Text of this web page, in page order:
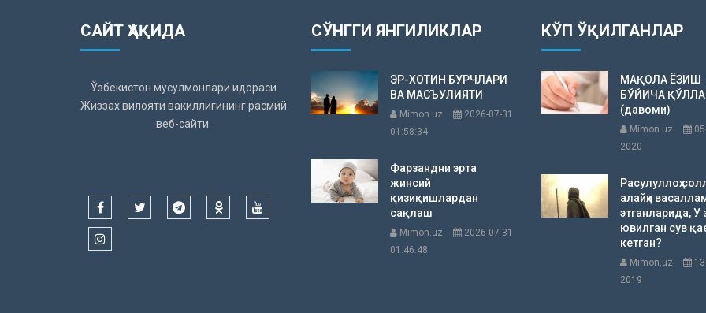
САЙТ ҲАҚИДА
Ўзбекистон мусулмонлари идораси
Жиззах вилояти вакиллигининг расмий
веб-сайти.
СЎНГГИ ЯНГИЛИКЛАР
ЭР-ХОТИН БУРЧЛАРИ
ВА МАСЪУЛИЯТИ
Mimon.uz
2026-07-31
01:58:34
Фарзандни эрта
жинсий
қизиқишлардан
сақлаш
Mimon.uz
2026-07-31
01:46:48
КЎП ЎҚИЛГАНЛАР
МАҚОЛА ЁЗИШ
БЎЙИЧА
(давоми)
Mimon.uz
2020
Расулуллоҳ
алайҳи
этганларида, У
ювилган сув
кетган?
Mimon.uz
2019